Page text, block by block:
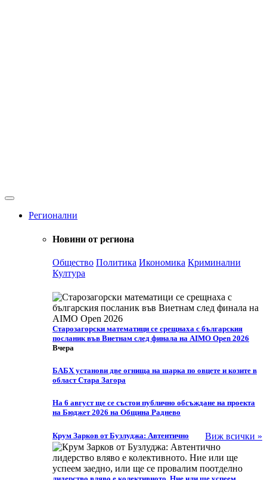
Регионални
Новини от региона
Общество Политика Икономика Криминални
Култура
Старозагорски математици се срещнаха с българския
посланик във Виетнам след финала на AIMO Open 2026
Вчера
БАБХ установи две огнища на шарка по овцете и козите в
област Стара Загора
На 6 август ще се състои публично обсъждане на проекта
на Бюджет 2026 на Община Раднево
Виж всички »
Крум Зарков от Бузлуджа: Автентично